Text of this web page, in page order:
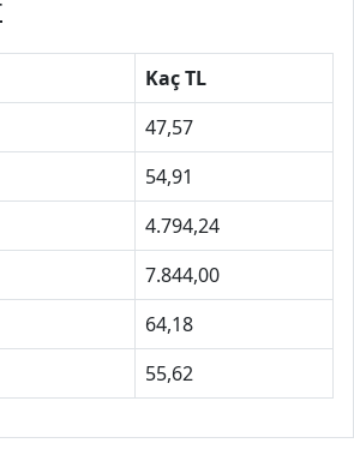
Kaç TL
47,57
54,91
4.794,24
7.844,00
64,18
55,62